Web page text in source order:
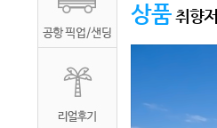
상품취향